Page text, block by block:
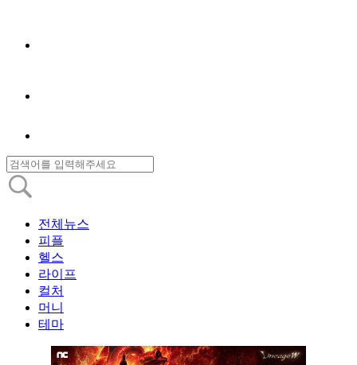
전체뉴스
피플
헬스
라이프
컬처
머니
테마